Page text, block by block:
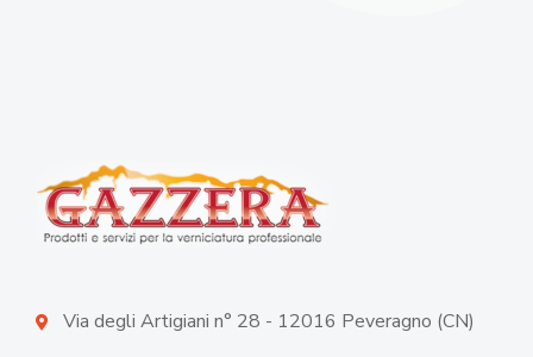
Via degli Artigiani n° 28 - 12016 Peveragno (CN)